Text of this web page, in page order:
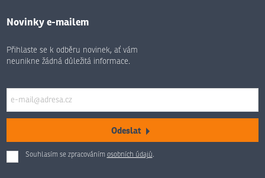
Novinky e-mailem
Přihlaste se k odběru novinek, ať vám
neunikne žádná důležitá informace.
Odeslat
Souhlasím se zpracováním osobních údajů.
Formulář